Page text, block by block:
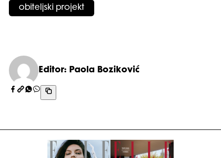
obiteljski projekt
Editor: Paola Boziković